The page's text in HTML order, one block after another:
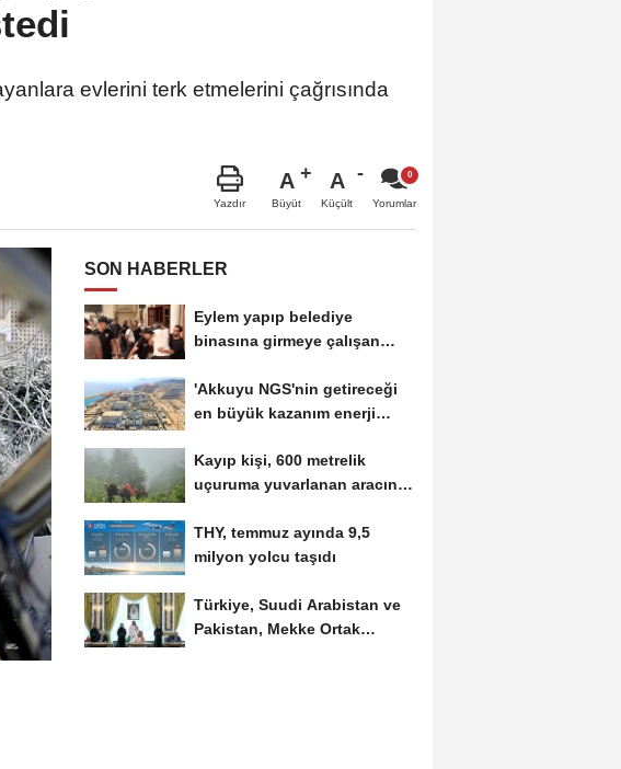
evlerini terk etmelerini çağrısında
Yazdır
A
Büyüt
A
Küçült Yorumlar
SON HABERLER
Eylem yapıp belediye
binasına girmeye çalışan
'Akkuyu NGS'nin getireceği
en büyük kazanım enerji
Kayıp kişi, 600 metrelik
uçuruma yuvarlanan aracında
THY, temmuz ayında 9,5
milyon yolcu taşıdı
Türkiye, Suudi Arabistan ve
Pakistan, Mekke Ortak